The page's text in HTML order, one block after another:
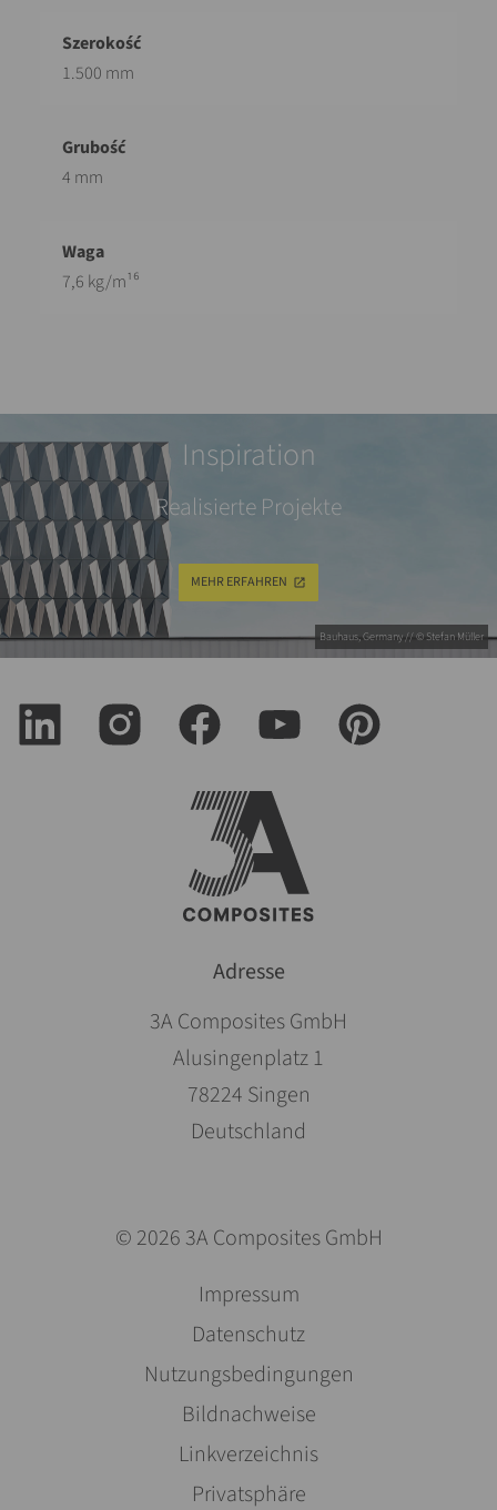
1.500 mm
4 mm
7,6 kg/m¹⁶
Bauhaus, Germany // © Stefan Müller
Inspiration
Realisierte Projekte
MEHR ERFAHREN
Adresse
3A Composites GmbH
Alusingenplatz 1
78224 Singen
Deutschland
© 2026 3A Composites GmbH
nawigacje
Impressum
Datenschutz
Nutzungsbedingungen
Bildnachweise
Linkverzeichnis
Privatsphäre